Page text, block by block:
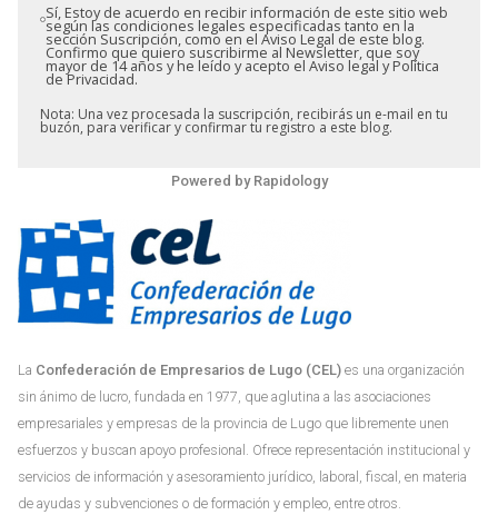
Sí, Estoy de acuerdo en recibir información de este sitio web
según las condiciones legales especificadas tanto en la
sección Suscripción, como en el Aviso Legal de este blog.
Confirmo que quiero suscribirme al Newsletter, que soy
mayor de 14 años y he leído y acepto el Aviso legal y Política
de Privacidad.
Nota: Una vez procesada la suscripción, recibirás un e-mail en tu
buzón, para verificar y confirmar tu registro a este blog.
Powered by Rapidology
La Confederación de Empresarios de Lugo (CEL) es una organización
sin ánimo de lucro, fundada en 1977, que aglutina a las asociaciones
empresariales y empresas de la provincia de Lugo que libremente unen
esfuerzos y buscan apoyo profesional. Ofrece representación institucional y
servicios de información y asesoramiento jurídico, laboral, fiscal, en materia
de ayudas y subvenciones o de formación y empleo, entre otros.